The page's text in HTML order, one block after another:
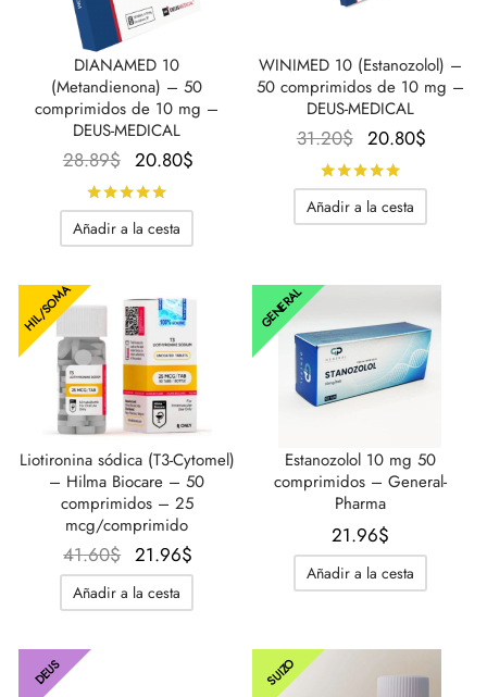
DIANAMED 10
(Metandienona) – 50
comprimidos de 10 mg –
DEUS-MEDICAL
28.89$
El
precio
original
era:
20.80$
de 5
Añadir a la cesta
WINIMED 10 (Estanozolol) –
50 comprimidos de 10 mg –
DEUS-MEDICAL
31.20$
El
precio
original
era:
20.80$
Añadir a la cesta
HIL/SOMA
Liotironina sódica (T3-Cytomel)
– Hilma Biocare – 50
comprimidos – 25
mcg/comprimido
41.60$
El
precio
original
21.96$
Añadir a la cesta
GENERAL
Estanozolol 10 mg 50
comprimidos – General-
Pharma
21.96$
Añadir a la cesta
DEUS SUIZO